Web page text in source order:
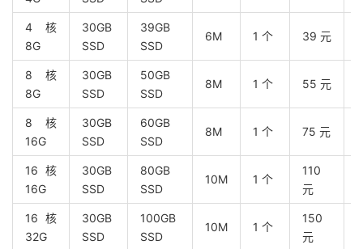
4 核
8G
30GB
SSD
39GB
SSD
6M 1 个 39 元
8 核
8G
30GB
SSD
50GB
SSD
8M 1 个 55 元
8 核
16G
30GB
SSD
60GB
SSD
8M 1 个 75 元
16 核
16G
30GB
SSD
80GB
SSD
10M 1 个
110
元
16 核
32G
30GB
SSD
100GB
SSD
10M 1 个
150
元